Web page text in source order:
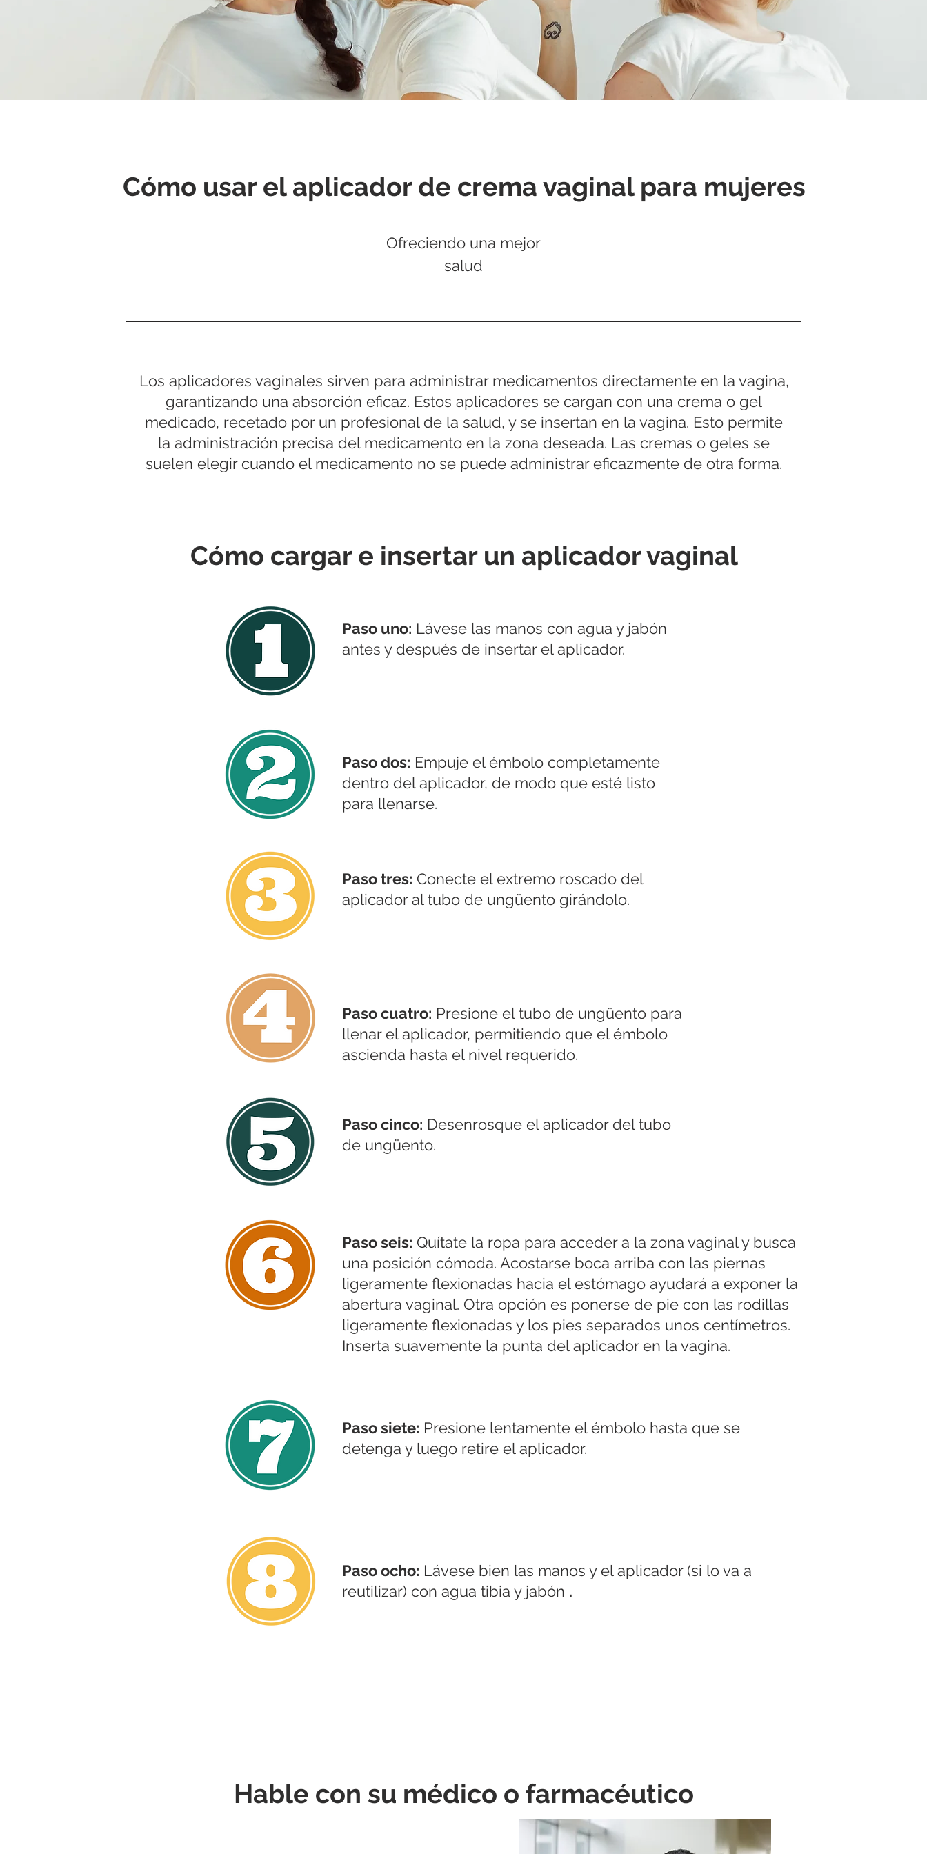
Cómo usar el aplicador de crema vaginal para mujeres
Ofreciendo una mejor
salud
Los aplicadores vaginales sirven para administrar medicamentos directamente en la vagina,
garantizando una absorción eficaz. Estos aplicadores se cargan con una crema o gel
medicado, recetado por un profesional de la salud, y se insertan en la vagina. Esto permite
la administración precisa del medicamento en la zona deseada. Las cremas o geles se
suelen elegir cuando el medicamento no se puede administrar eficazmente de otra forma.
Cómo cargar e insertar un aplicador vaginal
Paso uno: Lávese las manos con agua y jabón
antes y después de insertar el aplicador.
Paso dos: Empuje el émbolo completamente
dentro del aplicador, de modo que esté listo
para llenarse.
Paso tres: Conecte el extremo roscado del
aplicador al tubo de ungüento girándolo.
Paso cuatro: Presione el tubo de ungüento para
llenar el aplicador, permitiendo que el émbolo
ascienda hasta el nivel requerido.
Paso cinco: Desenrosque el aplicador del tubo
de ungüento.
Paso seis: Quítate la ropa para acceder a la zona vaginal y busca
una posición cómoda. Acostarse boca arriba con las piernas
ligeramente flexionadas hacia el estómago ayudará a exponer la
abertura vaginal. Otra opción es ponerse de pie con las rodillas
ligeramente flexionadas y los pies separados unos centímetros.
Inserta suavemente la punta del aplicador en la vagina.
Paso siete: Presione lentamente el émbolo hasta que se
detenga y luego retire el aplicador.
Paso ocho: Lávese bien las manos y el aplicador (si lo va a
reutilizar) con agua tibia y jabón .
Hable con su médico o farmacéutico